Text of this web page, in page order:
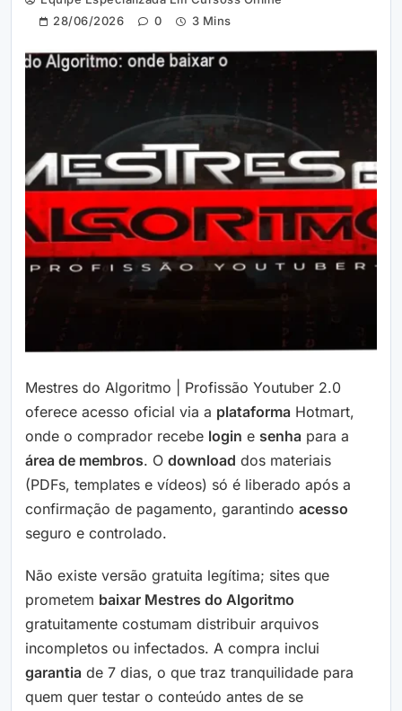
28/06/2026
0 3 Mins
Mestres do Algoritmo | Profissão Youtuber 2.0
oferece acesso oficial via a plataforma Hotmart,
onde o comprador recebe login e senha para a
área de membros. O download dos materiais
(PDFs, templates e vídeos) só é liberado após a
confirmação de pagamento, garantindo acesso
seguro e controlado.
Não existe versão gratuita legítima; sites que
prometem baixar Mestres do Algoritmo
gratuitamente costumam distribuir arquivos
incompletos ou infectados. A compra inclui
garantia de 7 dias, o que traz tranquilidade para
quem quer testar o conteúdo antes de se